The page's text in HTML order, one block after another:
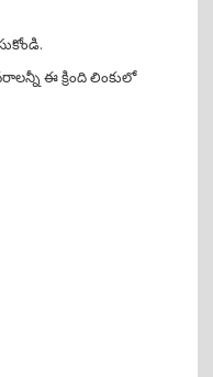
ఈ క్రింది లింకులో